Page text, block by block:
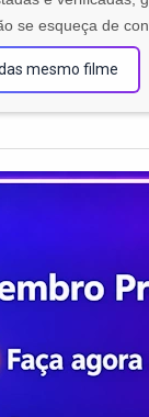
se esqueça de
mesmo filme